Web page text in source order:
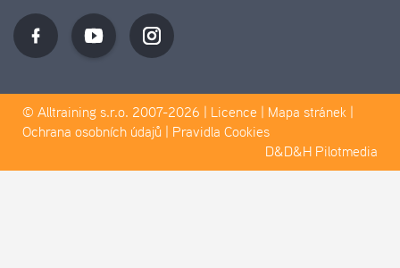
© Alltraining s.r.o. 2007-2026 | Licence | Mapa stránek |
Ochrana osobních údajů | Pravidla Cookies
D&D&H Pilotmedia